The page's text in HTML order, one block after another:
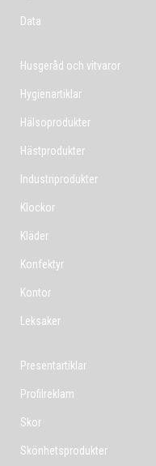
Data
Husgeråd och vitvaror
Hygienartiklar
Hälsoprodukter
Hästprodukter
Industriprodukter
Klockor
Kläder
Konfektyr
Kontor
Leksaker
Presentartiklar
Profilreklam
Skor
Skönhetsprodukter